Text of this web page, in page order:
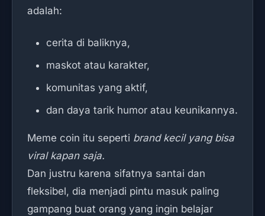
adalah:
cerita di baliknya,
maskot atau karakter,
komunitas yang aktif,
dan daya tarik humor atau keunikannya.
Meme coin itu seperti brand kecil yang bisa
viral kapan saja.
Dan justru karena sifatnya santai dan
fleksibel, dia menjadi pintu masuk paling
gampang buat orang yang ingin belajar